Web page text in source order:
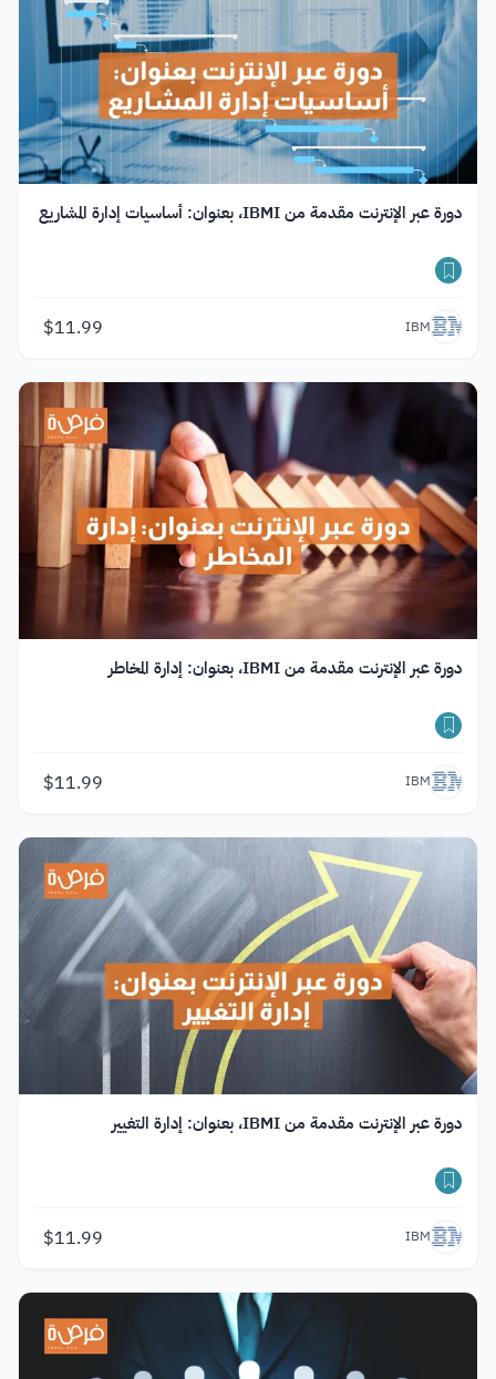
دورة عبر الإنترنت مقدمة من IBMI، بعنوان: أساسيات إدارة المشاريع
IBM
$11.99
دورة عبر الإنترنت مقدمة من IBMI، بعنوان: إدارة المخاطر
IBM
$11.99
دورة عبر الإنترنت مقدمة من IBMI، بعنوان: إدارة التغيير
IBM
$11.99